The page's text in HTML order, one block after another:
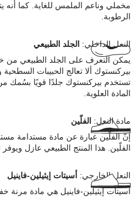
مخملي وناعم الملمس للغاية. كما أنه
الرطوبة.
النعل الداخلي: الجلد الطبيعي
يمكن التعرف على الجلد الطبيعي من
بيركنستوك ألا تعالج الحبيبات
المادة العلوية.
مادة النعل: الفلّين
إنّ الفلّين عبارة عن مادة مستدامة
الفلّين. هذا المنتج الطبيعي عازل ويوفر
النعل الخارجي: أسيتات إيثيلين-فاينيل
أسيتات إيثيلين-فاينيل هي مادة مرنة